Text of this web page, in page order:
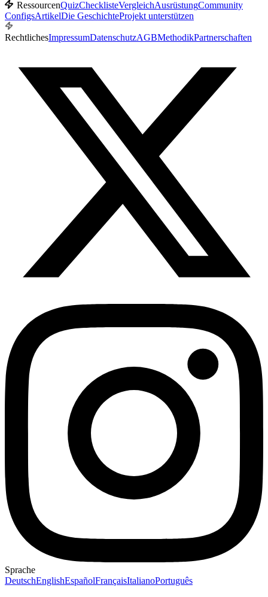
RessourcenQuizChecklisteVergleichAusrüstungCommunity
ConfigsArtikelDie GeschichteProjekt unterstützen
RechtlichesImpressumDatenschutzAGBMethodikPartnerschaften
Sprache
DeutschEnglishEspañolFrançaisItalianoPortuguês